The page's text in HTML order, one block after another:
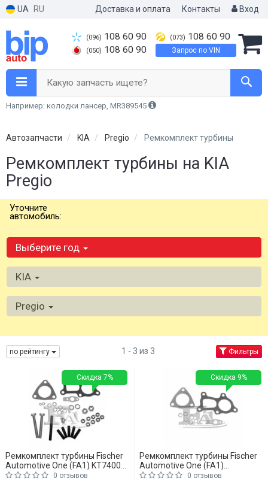
UA RU Доставка и оплата Контакты Вход
(096) 108 60 90
(050) 108 60 90
(073) 108 60 90
Запрос по VIN
Какую запчасть ищете?
Например: колодки лансер, MR389545
Автозапчасти KIA Pregio Ремкомплект турбины
Ремкомплект турбины на KIA
Pregio
Уточните
автомобиль:
Выберите год
KIA
Pregio
по рейтингу 1 - 3 из 3 Фильтры
Ремкомплект турбины Fischer
Automotive One (FA1) KT740020
KIA Pregio
0 отзывов
Скидка 7%
Ремкомплект турбины Fischer
Automotive One (FA1)
KT740020E KIA Pregio
0 отзывов
Скидка 9%